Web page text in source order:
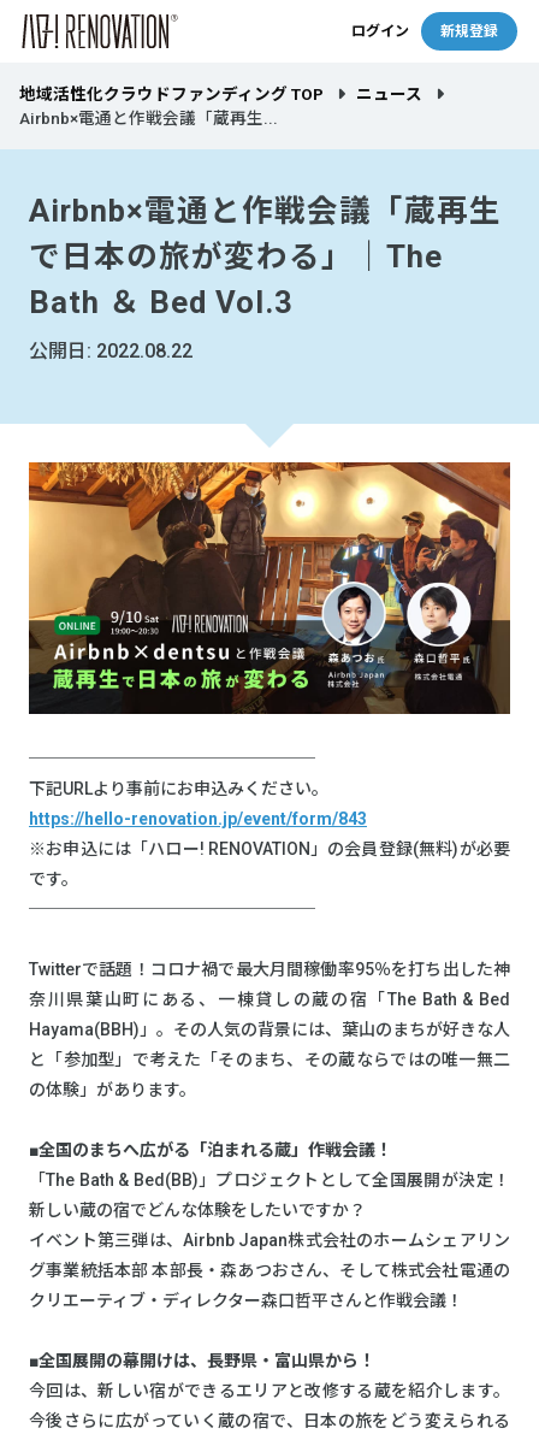
ログイン 新規登録
地域活性化クラウドファンディング TOP
ニュース
Airbnb×電通と作戦会議「蔵再生...
Airbnb×電通と作戦会議「蔵再生
で日本の旅が変わる」｜The
Bath ＆ Bed Vol.3
公開日: 2022.08.22
─────────────────
下記URLより事前にお申込みください。
https://hello-renovation.jp/event/form/843
※お申込には「ハロー! RENOVATION」の会員登録(無料)が必要
です。
─────────────────
Twitterで話題！コロナ禍で最大月間稼働率95％を打ち出した神
奈川県葉山町にある、一棟貸しの蔵の宿「The Bath & Bed
Hayama(BBH)」。その人気の背景には、葉山のまちが好きな人
と「参加型」で考えた「そのまち、その蔵ならではの唯一無二
の体験」があります。
■全国のまちへ広がる「泊まれる蔵」作戦会議！
「The Bath & Bed(BB)」プロジェクトとして全国展開が決定！
新しい蔵の宿でどんな体験をしたいですか？
イベント第三弾は、Airbnb Japan株式会社のホームシェアリン
グ事業統括本部 本部長・森あつおさん、そして株式会社電通の
クリエーティブ・ディレクター森口哲平さんと作戦会議！
■全国展開の幕開けは、長野県・富山県から！
今回は、新しい宿ができるエリアと改修する蔵を紹介します。
今後さらに広がっていく蔵の宿で、日本の旅をどう変えられる